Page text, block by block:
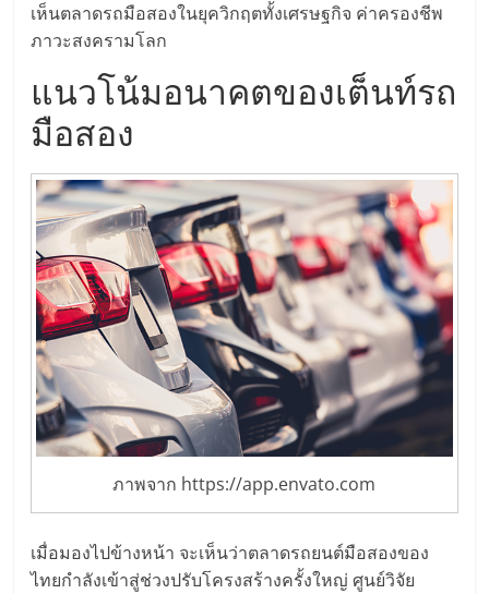
เห็นตลาดรถมือสองในยุควิกฤตทั้งเศรษฐกิจ ค่าครองชีพ
ภาวะสงครามโลก
แนวโน้มอนาคตของเต็นท์รถ
มือสอง
ภาพจาก https://app.envato.com
เมื่อมองไปข้างหน้า จะเห็นว่าตลาดรถยนต์มือสองของ
ไทยกำลังเข้าสู่ช่วงปรับโครงสร้างครั้งใหญ่ ศูนย์วิจัย